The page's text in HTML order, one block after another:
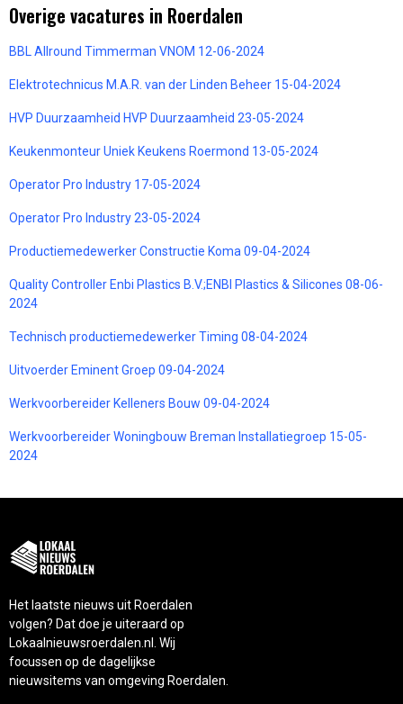
Overige vacatures in Roerdalen
BBL Allround Timmerman VNOM 12-06-2024
Elektrotechnicus M.A.R. van der Linden Beheer 15-04-2024
HVP Duurzaamheid HVP Duurzaamheid 23-05-2024
Keukenmonteur Uniek Keukens Roermond 13-05-2024
Operator Pro Industry 17-05-2024
Operator Pro Industry 23-05-2024
Productiemedewerker Constructie Koma 09-04-2024
Quality Controller Enbi Plastics B.V.;ENBI Plastics & Silicones 08-06-
2024
Technisch productiemedewerker Timing 08-04-2024
Uitvoerder Eminent Groep 09-04-2024
Werkvoorbereider Kelleners Bouw 09-04-2024
Werkvoorbereider Woningbouw Breman Installatiegroep 15-05-
2024
Het laatste nieuws uit Roerdalen
volgen? Dat doe je uiteraard op
Lokaalnieuwsroerdalen.nl. Wij
focussen op de dagelijkse
nieuwsitems van omgeving Roerdalen.